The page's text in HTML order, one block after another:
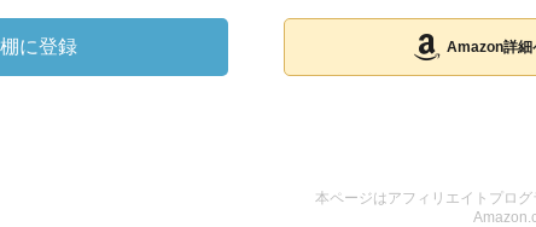
に登録 Amazon詳細
本ページはアフィリエイトプロ